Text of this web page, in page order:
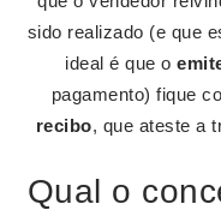
sido realizado (e que
ideal é que o
pagamento) fique
recibo, que ateste a
Qual o